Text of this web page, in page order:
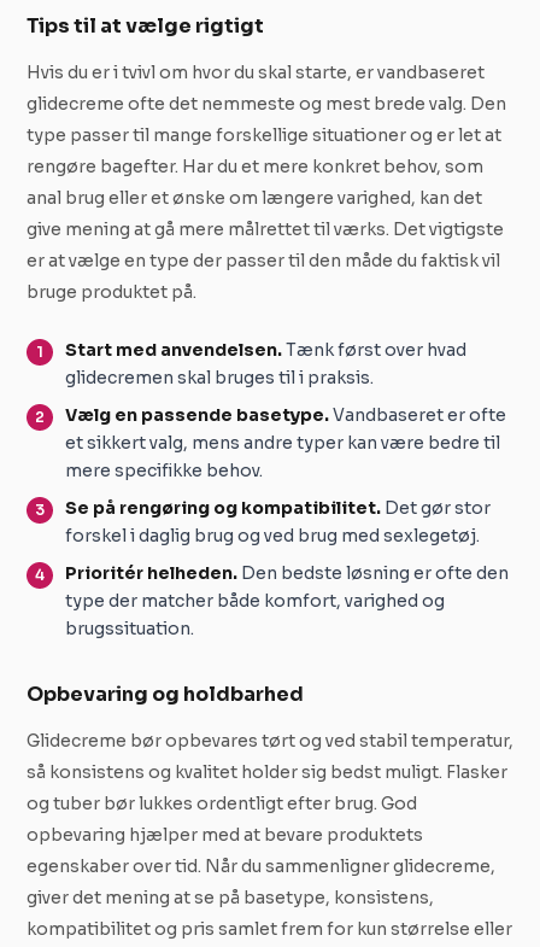
Tips til at vælge rigtigt
Hvis du er i tvivl om hvor du skal starte, er vandbaseret
glidecreme ofte det nemmeste og mest brede valg. Den
type passer til mange forskellige situationer og er let at
rengøre bagefter. Har du et mere konkret behov, som
anal brug eller et ønske om længere varighed, kan det
give mening at gå mere målrettet til værks. Det vigtigste
er at vælge en type der passer til den måde du faktisk vil
bruge produktet på.
Start med anvendelsen.Tænk først over hvad
glidecremen skal bruges til i praksis.
Vælg en passende basetype.Vandbaseret er ofte
et sikkert valg, mens andre typer kan være bedre til
mere specifikke behov.
Se på rengøring og kompatibilitet.Det gør stor
forskel i daglig brug og ved brug med sexlegetøj.
Prioritér helheden.Den bedste løsning er ofte den
type der matcher både komfort, varighed og
brugssituation.
Opbevaring og holdbarhed
Glidecreme bør opbevares tørt og ved stabil temperatur,
så konsistens og kvalitet holder sig bedst muligt. Flasker
og tuber bør lukkes ordentligt efter brug. God
opbevaring hjælper med at bevare produktets
egenskaber over tid. Når du sammenligner glidecreme,
giver det mening at se på basetype, konsistens,
kompatibilitet og pris samlet frem for kun størrelse eller